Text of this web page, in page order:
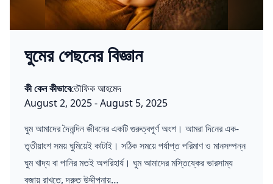
ঘুমের পেছনের বিজ্ঞান
Posted in
কী কেন কীভাবেPosted by
তৌফিক আহমেদ
Published on:
August 2, 2025-Last updated on:
August 5, 2025
ঘুম আমাদের দৈনন্দিন জীবনের একটি গুরুত্বপূর্ণ অংশ। আমরা দিনের এক-
তৃতীয়াংশ সময় ঘুমিয়েই কাটাই। সঠিক সময়ে পর্যাপ্ত পরিমাণ ও মানসম্পন্ন
ঘুম খাদ্য বা পানির মতই অপরিহার্য। ঘুম আমাদের মস্তিষ্কের ভারসাম্য
বজায় রাখতে, দ্রুত উদ্দীপনায়…